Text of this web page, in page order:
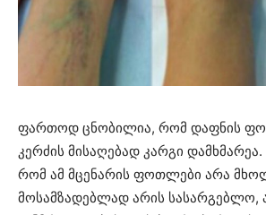
ფართოდ ცნობილია, რომ დაფნის
კერძის მისაღებად კარგი
რომ ამ მცენარის ფოთლები არა
მოსამზადებლად არის სასარგებლო,